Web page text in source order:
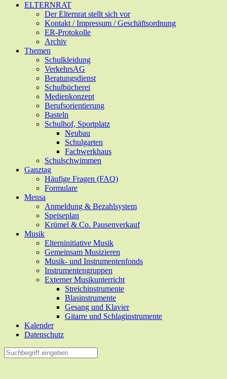
ELTERNRAT
Der Elternrat stellt sich vor
Kontakt / Impressum / Geschäftsordnung
ER-Protokolle
Archiv
Themen
Schulkleidung
VerkehrsAG
Beratungsdienst
Schulbücherei
Medienkonzept
Berufsorientierung
Basteln
Schulhof, Sportplatz
Neubau
Schulgarten
Fachwerkhaus
Schulschwimmen
Ganztag
Häufige Fragen (FAQ)
Formulare
Mensa
Anmeldung & Bezahlsystem
Speiseplan
Krümel & Co. Pausenverkauf
Musik
Elterninitiative Musik
Gemeinsam Musizieren
Musik- und Instrumentenfonds
Instrumentengruppen
Externer Musikunterricht
Streichinstrumente
Blasinstrumente
Gesang und Klavier
Gitarre und Schlaginstrumente
Kalender
Datenschutz